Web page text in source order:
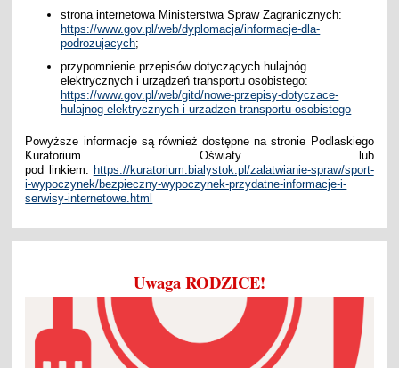
strona internetowa Ministerstwa Spraw Zagranicznych:
https://www.gov.pl/web/dyplomacja/informacje-dla-
podrozujacych;
przypomnienie przepisów dotyczących hulajnóg
elektrycznych i urządzeń transportu osobistego:
https://www.gov.pl/web/gitd/nowe-przepisy-dotyczace-
hulajnog-elektrycznych-i-urzadzen-transportu-osobistego
Powyższe informacje są również dostępne na stronie Podlaskiego
Kuratorium Oświaty lub
pod linkiem: https://kuratorium.bialystok.pl/zalatwianie-spraw/sport-
i-wypoczynek/bezpieczny-wypoczynek-przydatne-informacje-i-
serwisy-internetowe.html
Uwaga RODZICE!